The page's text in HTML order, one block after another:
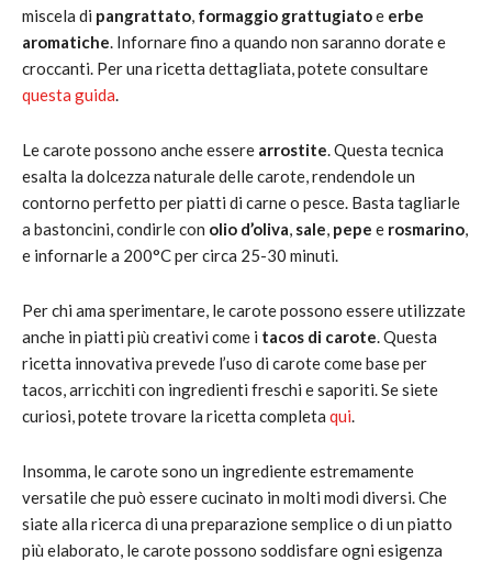
miscela di pangrattato, formaggio grattugiatoe erbe
aromatiche. Infornare fino a quando non saranno dorate e
croccanti. Per una ricetta dettagliata, potete consultare
questa guida.
Le carote possono anche essere arrostite. Questa tecnica
esalta la dolcezza naturale delle carote, rendendole un
contorno perfetto per piatti di carne o pesce. Basta tagliarle
a bastoncini, condirle con olio d’oliva, sale, pepe e rosmarino,
e infornarle a 200°C per circa 25-30 minuti.
Per chi ama sperimentare, le carote possono essere utilizzate
anche in piatti più creativi come i tacos di carote. Questa
ricetta innovativa prevede l’uso di carote come base per
tacos, arricchiti con ingredienti freschi e saporiti. Se siete
curiosi, potete trovare la ricetta completa qui.
Insomma, le carote sono un ingrediente estremamente
versatile che può essere cucinato in molti modi diversi. Che
siate alla ricerca di una preparazione semplice o di un piatto
più elaborato, le carote possono soddisfare ogni esigenza